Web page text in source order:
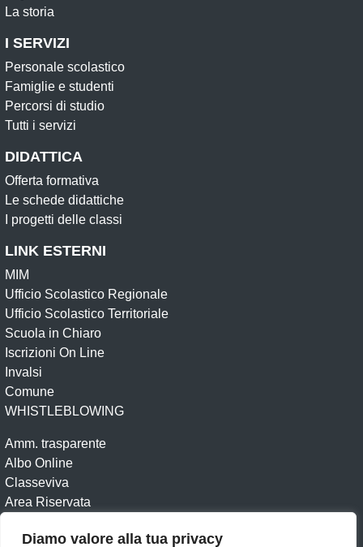
Diamo valore alla tua privacy
La storia
I SERVIZI
Personale scolastico
Famiglie e studenti
Percorsi di studio
Tutti i servizi
DIDATTICA
Offerta formativa
Le schede didattiche
I progetti delle classi
LINK ESTERNI
MIM
Ufficio Scolastico Regionale
Ufficio Scolastico Territoriale
Scuola in Chiaro
Iscrizioni On Line
Invalsi
Comune
WHISTLEBLOWING
Amm. trasparente
Albo Online
Classeviva
Area Riservata